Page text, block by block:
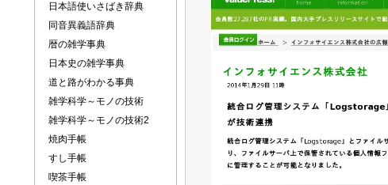
日本語使いさばき辞典
同音異義語辞典
暦の雑学事典
日本史の雑学事典
道と路がわかる事典
雑学科学～モノの技術
雑学科学～モノの技術2
焼肉手帳
すし手帳
喫茶手帳